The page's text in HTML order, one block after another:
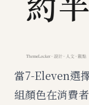
當7-Eleven選
組顏色在消費